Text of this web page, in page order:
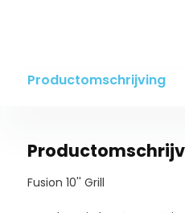
Productomschrijving
Fusion 10'' Grill